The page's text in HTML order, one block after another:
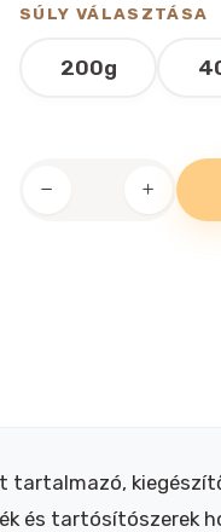
SÚLY VÁLASZTÁSA
200g
tartalmazó,
és tartósítószerek